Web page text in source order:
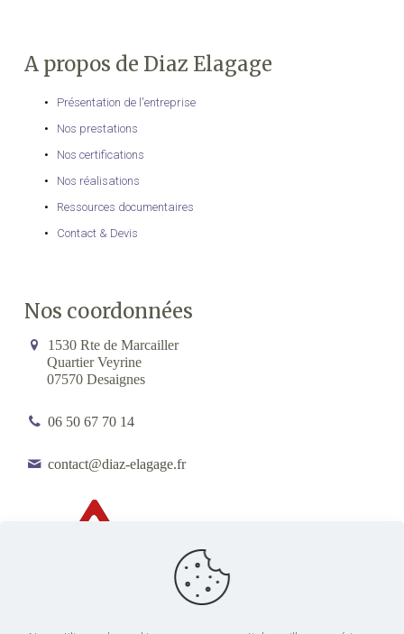
A propos de Diaz Elagage
Présentation de l'entreprise
Nos prestations
Nos certifications
Nos réalisations
Ressources documentaires
Contact & Devis
Nos coordonnées
1530 Rte de Marcailler
Quartier Veyrine
07570 Desaignes
06 50 67 70 14
contact@diaz-elagage.fr